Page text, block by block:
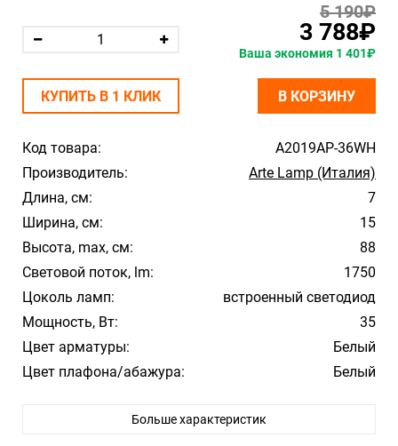
Код товара:
A2019AP-36WH
Производитель:
Arte Lamp (Италия)
Длина, см:
7
Ширина, см:
15
Высота, max, см:
88
Световой поток, lm:
1750
Цоколь ламп:
встроенный светодиод
Мощность, Вт:
35
Цвет арматуры:
Белый
Цвет плафона/абажура:
Белый
Температура свечения:Больше характеристик
5 190₽
3 788₽
Ваша экономия 1 401₽
КУПИТЬ В 1 КЛИК В КОРЗИНУ